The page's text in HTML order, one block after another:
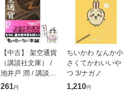
【中古】 架空通貨
（講談社文庫） /
池井戸 潤 / 講談社
[文庫]【メール便送
261円
ちいかわ なんか小
さくてかわいいや
つ 3/ナガノ
1,210円